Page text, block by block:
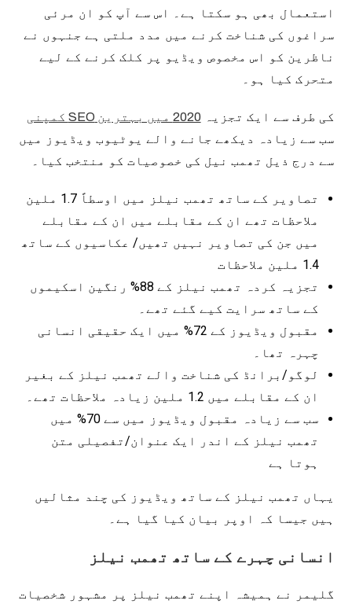
استعمال بھی ہو سکتا ہے۔ اس سے آپ کو ان مرئی
سراغوں کی شناخت کرنے میں مدد ملتی ہے جنہوں نے
ناظرین کو اس مخصوص ویڈیو پر کلک کرنے کے لیے
متحرک کیا ہو۔
کی طرف سے ایک تجزیہ2020 میں بہترین SEO کمپنی
سب سے زیادہ دیکھے جانے والے یوٹیوب ویڈیوز میں
سے درج ذیل تھمب نیل کی خصوصیات کو منتخب کیا۔
تصاویر کے ساتھ تھمب نیلز میں اوسطاً 1.7 ملین
ملاحظات تھے ان کے مقابلے میں ان کے مقابلے
میں جن کی تصاویر نہیں تھیں/ عکاسیوں کے ساتھ
1.4 ملین ملاحظات
تجزیہ کردہ تھمب نیلز کے 88% رنگین اسکیموں
کے ساتھ سرایت کیے گئے تھے۔
مقبول ویڈیوز کے 72% میں ایک حقیقی انسانی
چہرہ تھا۔
لوگو/برانڈ کی شناخت والے تھمب نیلز کے بغیر
ان کے مقابلے میں 1.2 ملین زیادہ ملاحظات تھے۔
سب سے زیادہ مقبول ویڈیوز میں سے 70% میں
تھمب نیلز کے اندر ایک عنوان/تفصیلی متن
ہوتا ہے
یہاں تھمب نیلز کے ساتھ ویڈیوز کی چند مثالیں
ہیں جیسا کہ اوپر بیان کیا گیا ہے۔
انسانی چہرے کے ساتھ تھمب نیلز
گلیمر نے ہمیشہ اپنے تھمب نیلز پر مشہور شخصیات